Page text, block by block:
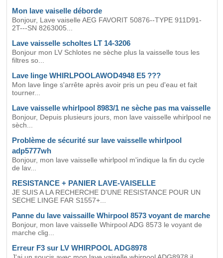
Mon lave vaiselle déborde
Bonjour, Lave vaiselle AEG FAVORIT 50876--TYPE 911D91-
2T---SN 8263005...
Lave vaisselle scholtes LT 14-3206
Bonjour mon LV Schlotes ne sèche plus la vaisselle tous les
filtres so...
Lave linge WHIRLPOOLAWOD4948 E5 ???
Mon lave linge s'arrête après avoir pris un peu d'eau et fait
tourner...
Lave vaisselle whirlpool 8983/1 ne sèche pas ma vaisselle
Bonjour, Depuis plusieurs jours, mon lave vaisselle whirlpool ne
sèch...
Problème de sécurité sur lave vaisselle whirlpool
adp5777wh
Bonjour, mon lave vaisselle whirlpool m'indique la fin du cycle
de lav...
RESISTANCE + PANIER LAVE-VAISELLE
JE SUIS A LA RECHERCHE D'UNE RESISTANCE POUR UN
SECHE LINGE FAR S1557+...
Panne du lave vaissaille Whirpool 8573 voyant de marche
Bonjour, mon lave vaisselle Whirpool ADG 8573 le voyant de
marche clig...
Erreur F3 sur LV WHIRPOOL ADG8978